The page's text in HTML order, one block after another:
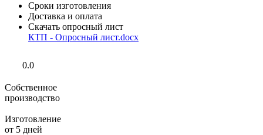
Сроки изготовления
Доставка и оплата
Скачать опросный лист
КТП - Опросный лист.docx
0.0
Собственное
производство
Изготовление
от 5 дней